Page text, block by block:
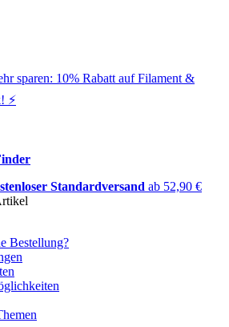
sparen: 10% Rabatt auf Filament &
⚡️
Standardversand ab 52,90 €
Bestellung?